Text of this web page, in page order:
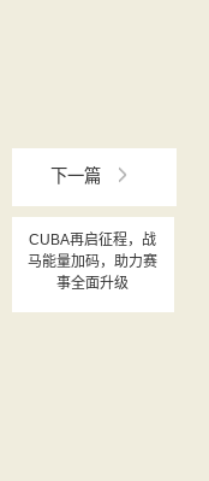
下一篇
CUBA再启征程，战
马能量加码，助力赛
事全面升级